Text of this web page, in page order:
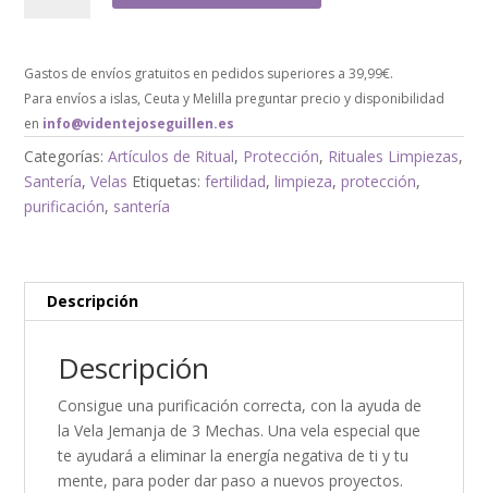
Gastos de envíos gratuitos en pedidos superiores a 39,99€.
Para envíos a islas, Ceuta y Melilla preguntar precio y disponibilidad
en info@videntejoseguillen.es
Categorías:Artículos de Ritual, Protección, Rituales Limpiezas,
Santería,Velas Etiquetas:fertilidad,limpieza,protección,
purificación, santería
Descripción
Descripción
Consigue una purificación correcta, con la ayuda de
la Vela Jemanja de 3 Mechas. Una vela especial que
te ayudará a eliminar la energía negativa de ti y tu
mente, para poder dar paso a nuevos proyectos.